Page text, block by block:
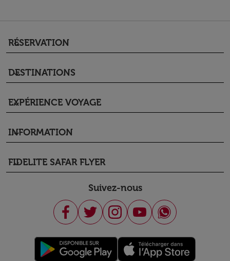
RÉSERVATION
keyboard_arrow_down
DESTINATIONS
keyboard_arrow_down
EXPÉRIENCE VOYAGE
keyboard_arrow_down
INFORMATION
keyboard_arrow_down
FIDELITE SAFAR FLYER
keyboard_arrow_down
Suivez-nous